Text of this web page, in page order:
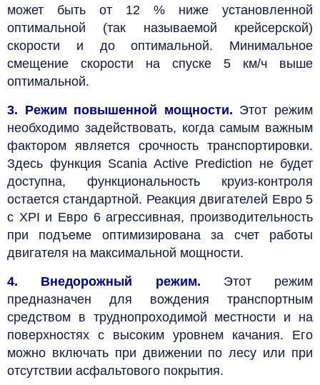
может быть от 12 % ниже установленной
оптимальной (так называемой крейсерской)
скорости и до оптимальной. Минимальное
смещение скорости на спуске 5 км/ч выше
оптимальной.
3. Режим повышенной мощности. Этот режим
необходимо задействовать, когда самым важным
фактором является срочность транспортировки.
Здесь функция Scania Active Prediction не будет
доступна, функциональность круиз-контроля
остается стандартной. Реакция двигателей Евро 5
с XPI и Евро 6 агрессивная, производительность
при подъеме оптимизирована за счет работы
двигателя на максимальной мощности.
4. Внедорожный режим. Этот режим
предназначен для вождения транспортным
средством в труднопроходимой местности и на
поверхностях с высоким уровнем качания. Его
можно включать при движении по лесу или при
отсутствии асфальтового покрытия.